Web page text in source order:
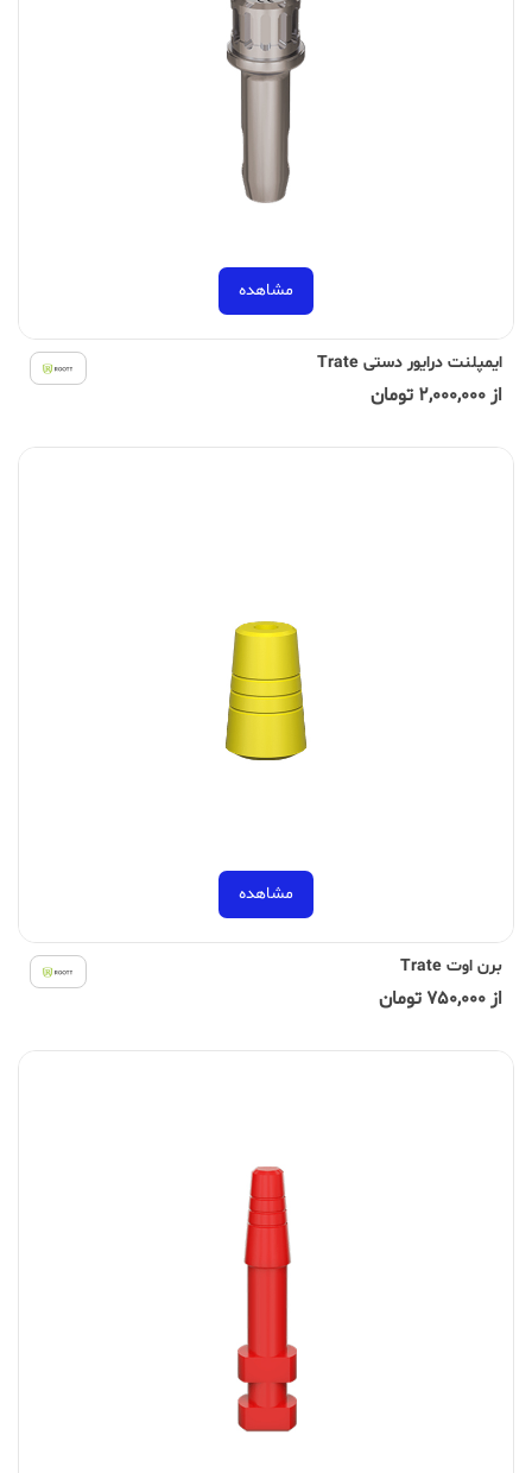
مشاهده
ایمپلنت درایور دستی Trate
از 2,000,000 تومان
مشاهده
برن اوت Trate
از 750,000 تومان